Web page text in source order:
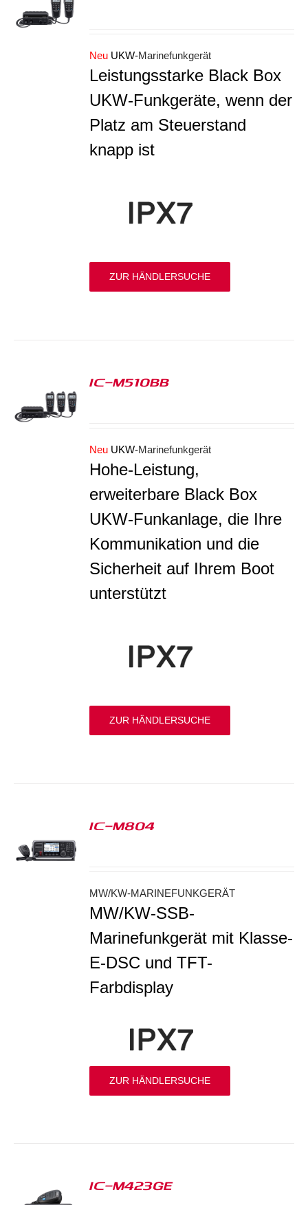
Neu UKW-Marinefunkgerät
Leistungsstarke Black Box
UKW-Funkgeräte, wenn der
Platz am Steuerstand
knapp ist
ZUR HÄNDLERSUCHE
IC-M510BB
Neu UKW-Marinefunkgerät
Hohe-Leistung,
erweiterbare Black Box
UKW-Funkanlage, die Ihre
Kommunikation und die
Sicherheit auf Ihrem Boot
unterstützt
ZUR HÄNDLERSUCHE
IC-M804
MW/KW-MARINEFUNKGERÄT
MW/KW-SSB-
Marinefunkgerät mit Klasse-
E-DSC und TFT-
Farbdisplay
ZUR HÄNDLERSUCHE
IC-M423GE